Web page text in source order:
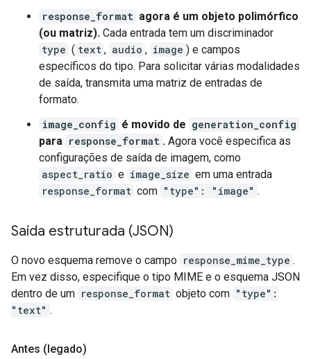
response_format agora é um objeto polimórfico
(ou matriz). Cada entrada tem um discriminador
type ( text , audio , image ) e campos
específicos do tipo. Para solicitar várias modalidades
de saída, transmita uma matriz de entradas de
formato.
image_config é movido de generation_config
para response_format . Agora você especifica as
configurações de saída de imagem, como
aspect_ratio e image_size em uma entrada
response_format com "type": "image" .
Saída estruturada (JSON)
O novo esquema remove o campo response_mime_type .
Em vez disso, especifique o tipo MIME e o esquema JSON
dentro de um response_format objeto com "type":
"text" .
Antes (legado)